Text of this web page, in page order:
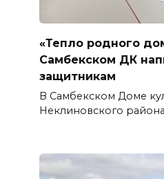
«Тепло родного
Самбекском ДК
защитникам
В Самбекском Доме
Неклиновского